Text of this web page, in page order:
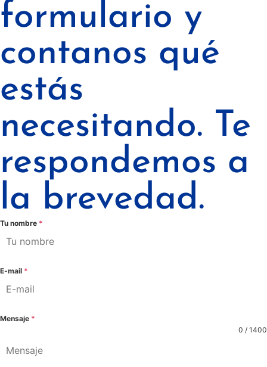
formulario y
contanos qué
estás
necesitando. Te
respondemos a
la brevedad.
Tu nombre *
E-mail *
Mensaje *
0 / 1400